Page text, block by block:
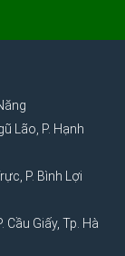
Lão, P. Hạnh
P. Bình Lợi
Cầu Giấy, Tp. Hà